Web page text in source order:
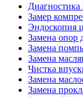
Диагностика
Замер
Эндоскопия
Замена опор
Замена
Замена
Чистка
Замена
Замена